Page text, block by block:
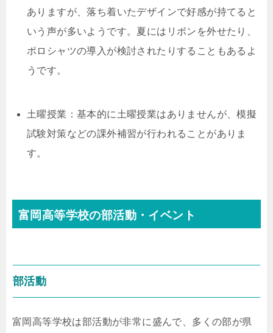
ありますが、落ち着いたデザインで好感が持てると
いう声が多いようです。夏にはリボンを外せたり、
ポロシャツの導入が検討されたりすることもあるよ
うです。
土曜授業：基本的に土曜授業はありませんが、模擬
試験対策などの課外補習が行われることがありま
す。
富岡高等学校の部活動・イベント
部活動
富岡高等学校は部活動が非常に盛んで、多くの部が県